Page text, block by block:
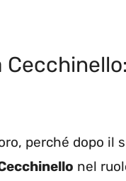
perché dopo il
nel